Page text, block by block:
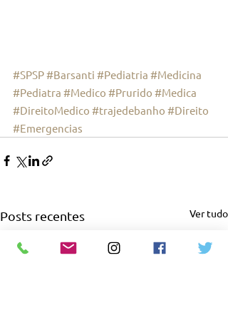
#SPSP#Barsanti #Pediatria #Medicina
#Pediatra #Medico #Prurido #Medica
#DireitoMedico #trajedebanho #Direito
#Emergencias
Posts recentes Ver tudo